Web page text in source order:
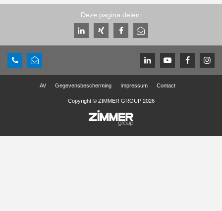
Deze pagina delen:
AV Gegevensbescherming Impressum Contact
Copyright © ZIMMER GROUP 2026